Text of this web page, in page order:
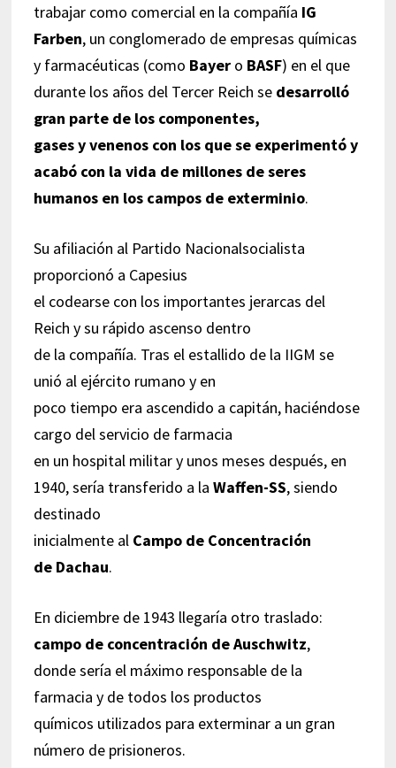
trabajar como comercial en la compañía IG
Farben, un conglomerado de empresas químicas
y farmacéuticas (como Bayero BASF) en el que
durante los años del Tercer Reich se desarrolló
gran parte de los componentes,
gases y venenos con los que se experimentó y
acabó con la vida de millones de seres
humanos en los campos de exterminio.
Su afiliación al Partido Nacionalsocialista
proporcionó a Capesius
el codearse con los importantes jerarcas del
Reich y su rápido ascenso dentro
de la compañía. Tras el estallido de la IIGM se
unió al ejército rumano y en
poco tiempo era ascendido a capitán, haciéndose
cargo del servicio de farmacia
en un hospital militar y unos meses después, en
1940, sería transferido a la Waffen-SS, siendo
destinado
inicialmente al Campo de Concentración
de Dachau.
En diciembre de 1943 llegaría otro traslado:
campo de concentración de Auschwitz,
donde sería el máximo responsable de la
farmacia y de todos los productos
químicos utilizados para exterminar a un gran
número de prisioneros.